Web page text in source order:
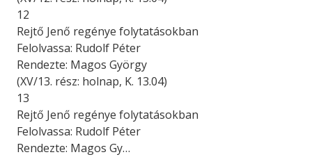
12
Rejtő Jenő regénye folytatásokban
Felolvassa: Rudolf Péter
Rendezte: Magos György
(XV/13. rész: holnap, K. 13.04)
13
Rejtő Jenő regénye folytatásokban
Felolvassa: Rudolf Péter
Rendezte: Magos Gy…